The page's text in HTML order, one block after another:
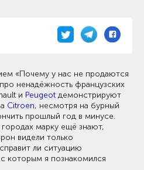
«Почему у нас не продаются
ненадёжность французских
и Peugeot демонстрируют
Citroen, несмотря на бурный
прошлый год в минусе.
марку ещё знают,
видели только
ли ситуацию
которым я познакомился